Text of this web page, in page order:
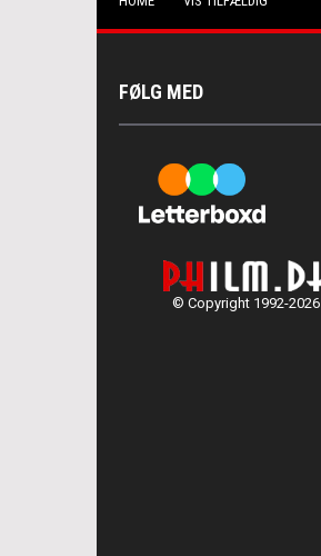
FØLG MED
© Copyright 1992-2026